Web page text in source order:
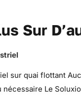
Sur
sur quai flottant
nécessaire Le